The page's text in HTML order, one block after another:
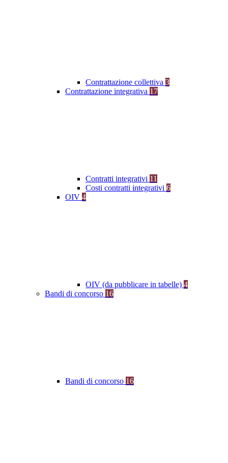
Contrattazione collettiva 3
Contrattazione integrativa 17
Contratti integrativi 11
Costi contratti integrativi 6
OIV 4
OIV (da pubblicare in tabelle) 4
Bandi di concorso 16
Bandi di concorso 16